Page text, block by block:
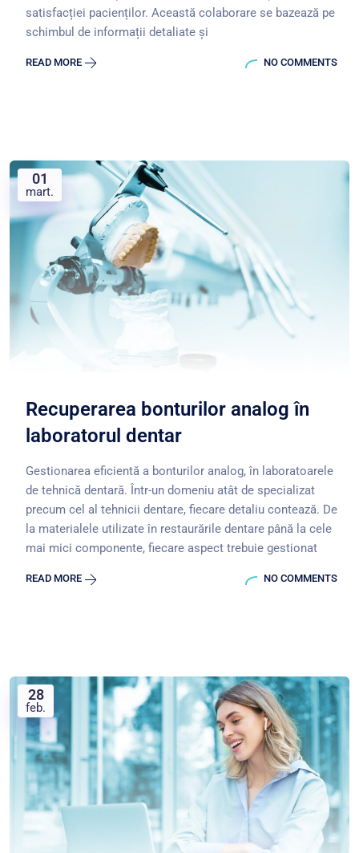
satisfacției pacienților. Această colaborare se bazează pe
schimbul de informații detaliate și
READ MORE NO COMMENTS
01
mart.
Recuperarea bonturilor analog în
laboratorul dentar
Gestionarea eficientă a bonturilor analog, în laboratoarele
de tehnică dentară. Într-un domeniu atât de specializat
precum cel al tehnicii dentare, fiecare detaliu contează. De
la materialele utilizate în restaurările dentare până la cele
mai mici componente, fiecare aspect trebuie gestionat
READ MORE NO COMMENTS
28
feb.